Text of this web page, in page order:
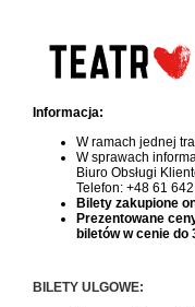
Informacja:
W ramach jednej
W sprawach
Biuro Obsługi
Telefon: +48 61
Bilety zakupione
Prezentowane
biletów w cenie do
BILETY ULGOWE: